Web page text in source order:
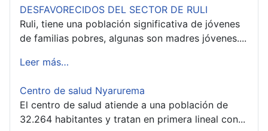
DESFAVORECIDOS DEL SECTOR DE RULI
Ruli, tiene una población significativa de jóvenes
de familias pobres, algunas son madres jóvenes....
Leer más…
Centro de salud Nyarurema
El centro de salud atiende a una población de
32.264 habitantes y tratan en primera lineal con...